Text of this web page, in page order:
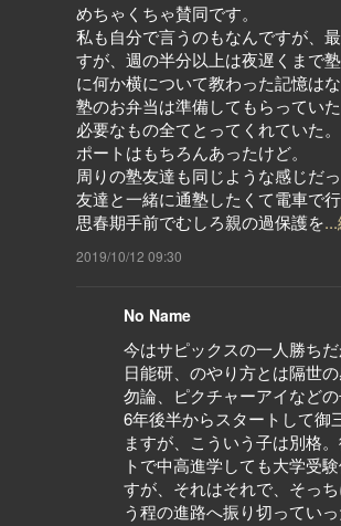
めちゃくちゃ賛同です。
私も自分で言うのもなんですが、
すが、週の半分以上は夜遅くまで
に何か横について教わった記憶はな
塾のお弁当は準備してもらってい
必要なもの全てとってくれていた
ポートはもちろんあったけど。
周りの塾友達も同じような感じだっ
友達と一緒に通塾したくて電車で行
思春期手前でむしろ親の過保護を
2019/10/12 09:30
No Name
今はサピックスの一人勝ちだ
日能研、のやり方とは隔世の
勿論、ピクチャーアイなど
6年後半からスタートして御
ますが、こういう子は別格
トで中高進学しても大学受
すが、それはそれで、そっ
う程の進路へ振り切ってい